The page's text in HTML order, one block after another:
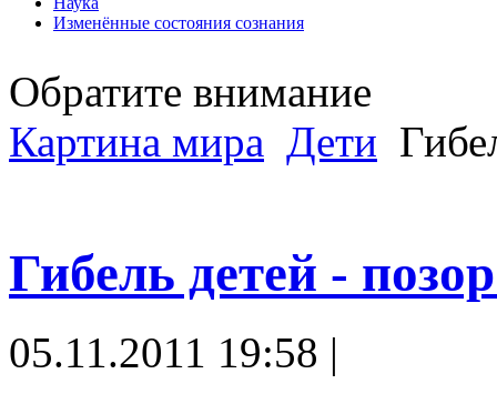
Изменённые состояния сознания
Обратите внимание
Картина мира Дети
Гибель детей -
05.11.2011 19:58 |